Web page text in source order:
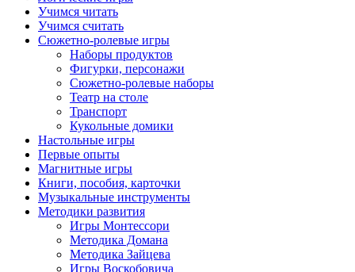
Учимся читать
Учимся считать
Сюжетно-ролевые игры
Наборы продуктов
Фигурки, персонажи
Сюжетно-ролевые наборы
Театр на столе
Транспорт
Кукольные домики
Настольные игры
Первые опыты
Магнитные игры
Книги, пособия, карточки
Музыкальные инструменты
Методики развития
Игры Монтессори
Методика Домана
Методика Зайцева
Игры Воскобовича